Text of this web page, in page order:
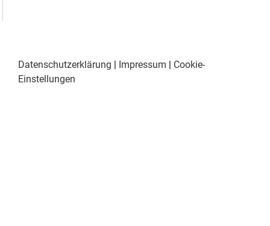
Datenschutzerklärung | Impressum | Cookie-
Einstellungen